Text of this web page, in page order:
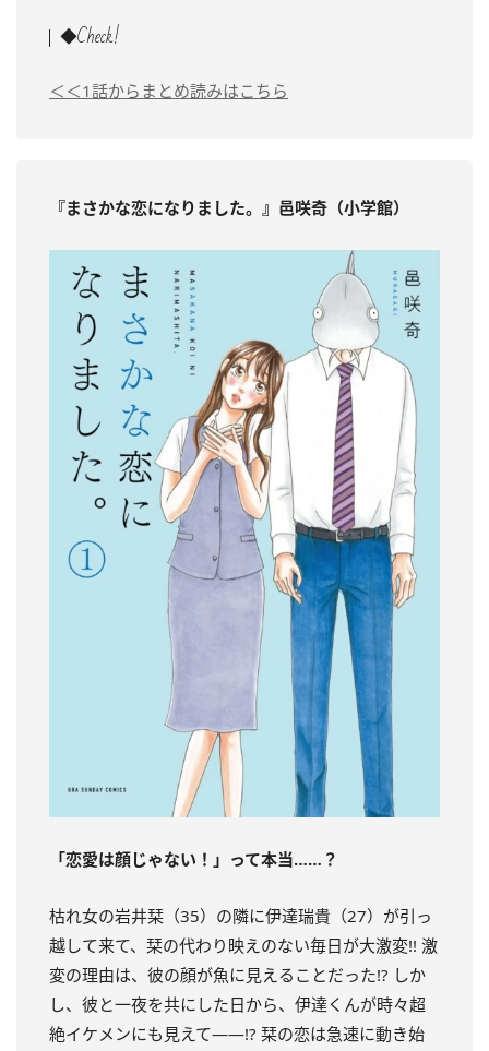
◆Check!
＜＜1話からまとめ読みはこちら
『まさかな恋になりました。』邑咲奇（小学館）
「恋愛は顔じゃない！」って本当……？
枯れ女の岩井栞（35）の隣に伊達瑞貴（27）が引っ
越して来て、栞の代わり映えのない毎日が大激変!! 激
変の理由は、彼の顔が魚に見えることだった!? しか
し、彼と一夜を共にした日から、伊達くんが時々超
絶イケメンにも見えて――!? 栞の恋は急速に動き始